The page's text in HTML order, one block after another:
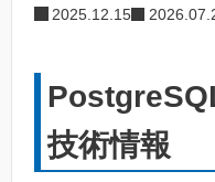
2025.12.15
技術情報